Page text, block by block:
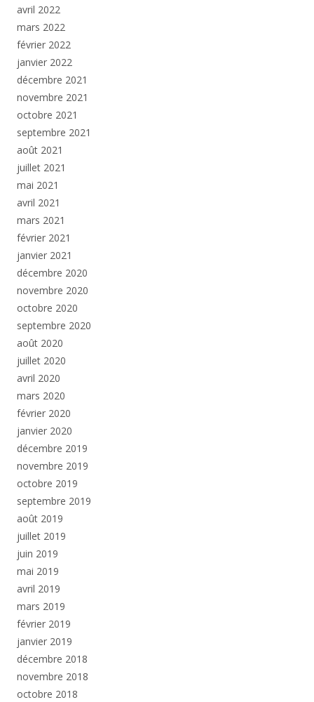
avril 2022
mars 2022
février 2022
janvier 2022
décembre 2021
novembre 2021
octobre 2021
septembre 2021
août 2021
juillet 2021
mai 2021
avril 2021
mars 2021
février 2021
janvier 2021
décembre 2020
novembre 2020
octobre 2020
septembre 2020
août 2020
juillet 2020
avril 2020
mars 2020
février 2020
janvier 2020
décembre 2019
novembre 2019
octobre 2019
septembre 2019
août 2019
juillet 2019
juin 2019
mai 2019
avril 2019
mars 2019
février 2019
janvier 2019
décembre 2018
novembre 2018
octobre 2018